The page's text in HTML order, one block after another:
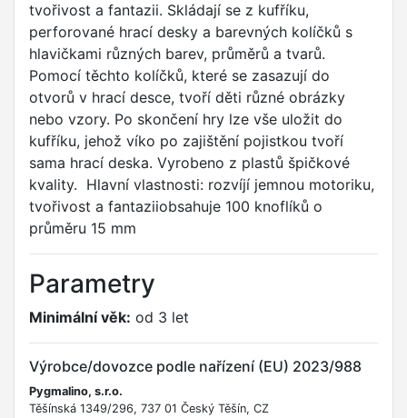
tvořivost a fantazii. Skládají se z kufříku,
perforované hrací desky a barevných kolíčků s
hlavičkami různých barev, průměrů a tvarů.
Pomocí těchto kolíčků, které se zasazují do
otvorů v hrací desce, tvoří děti různé obrázky
nebo vzory. Po skončení hry lze vše uložit do
kufříku, jehož víko po zajištění pojistkou tvoří
sama hrací deska. Vyrobeno z plastů špičkové
kvality. Hlavní vlastnosti: rozvíjí jemnou motoriku,
tvořivost a fantaziiobsahuje 100 knoflíků o
průměru 15 mm
Parametry
Minimální věk: od 3 let
Výrobce/dovozce podle nařízení (EU) 2023/988
Pygmalino, s.r.o.
Těšínská 1349/296, 737 01 Český Těšín, CZ